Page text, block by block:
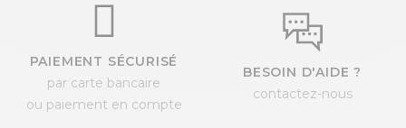
PAIEMENT SÉCURISÉ
par carte bancaire
ou paiement en compte
BESOIN D'AIDE ?
contactez-nous